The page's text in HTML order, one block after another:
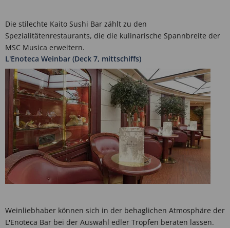
Die stilechte Kaito Sushi Bar zählt zu den
Spezialitätenrestaurants, die die kulinarische Spannbreite der
MSC Musica erweitern.
L'Enoteca Weinbar (Deck 7, mittschiffs)
Weinliebhaber können sich in der behaglichen Atmosphäre der
L'Enoteca Bar bei der Auswahl edler Tropfen beraten lassen.